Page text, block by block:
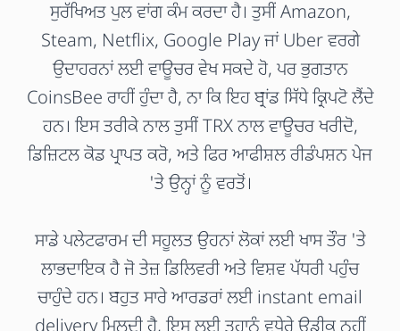
ਸੁਰੱਖਿਅਤ ਪੁਲ ਵਾਂਗ ਕੰਮ ਕਰਦਾ ਹੈ। ਤੁਸੀਂ Amazon,
Steam, Netflix, Google Play ਜਾਂ Uber ਵਰਗੇ
ਉਦਾਹਰਨਾਂ ਲਈ ਵਾਊਚਰ ਵੇਖ ਸਕਦੇ ਹੋ, ਪਰ ਭੁਗਤਾਨ
CoinsBee ਰਾਹੀਂ ਹੁੰਦਾ ਹੈ, ਨਾ ਕਿ ਇਹ ਬ੍ਰਾਂਡ ਸਿੱਧੇ ਕ੍ਰਿਪਟੋ ਲੈਂਦੇ
ਹਨ। ਇਸ ਤਰੀਕੇ ਨਾਲ ਤੁਸੀਂ TRX ਨਾਲ ਵਾਊਚਰ ਖਰੀਦੋ,
ਡਿਜ਼ਿਟਲ ਕੋਡ ਪ੍ਰਾਪਤ ਕਰੋ, ਅਤੇ ਫਿਰ ਆਫੀਸ਼ਲ ਰੀਡੰਪਸ਼ਨ ਪੇਜ
'ਤੇ ਉਨ੍ਹਾਂ ਨੂੰ ਵਰਤੋਂ।
ਸਾਡੇ ਪਲੇਟਫਾਰਮ ਦੀ ਸਹੂਲਤ ਉਹਨਾਂ ਲੋਕਾਂ ਲਈ ਖਾਸ ਤੌਰ 'ਤੇ
ਲਾਭਦਾਇਕ ਹੈ ਜੋ ਤੇਜ਼ ਡਿਲਿਵਰੀ ਅਤੇ ਵਿਸ਼ਵ ਪੱਧਰੀ ਪਹੁੰਚ
ਚਾਹੁੰਦੇ ਹਨ। ਬਹੁਤ ਸਾਰੇ ਆਰਡਰਾਂ ਲਈ instant email